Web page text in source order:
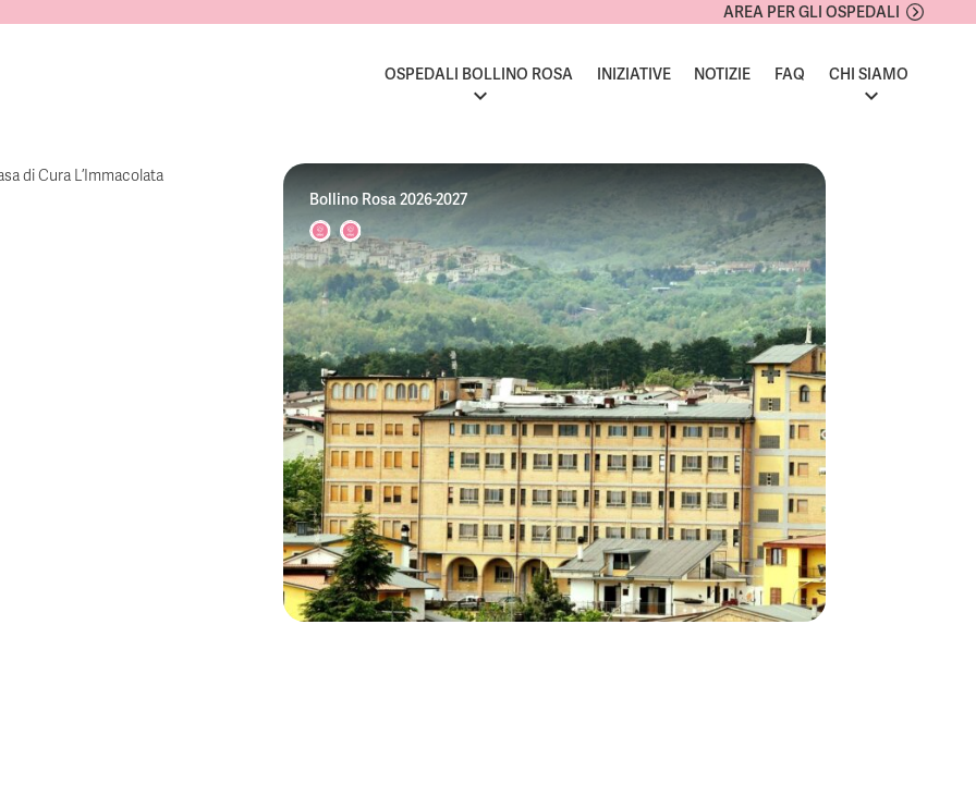
AREA PER GLI OSPEDALI
OSPEDALI BOLLINO ROSA INIZIATIVE NOTIZIE FAQ CHI SIAMO
di Cura L’Immacolata
Bollino Rosa 2026-2027